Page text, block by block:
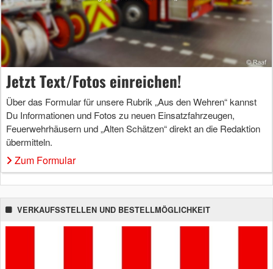
Jetzt Text/Fotos einreichen!
Über das Formular für unsere Rubrik „Aus den Wehren“ kannst
Du Informationen und Fotos zu neuen Einsatzfahrzeugen,
Feuerwehrhäusern und „Alten Schätzen“ direkt an die Redaktion
übermitteln.
Zum Formular
VERKAUFSSTELLEN UND BESTELLMÖGLICHKEIT